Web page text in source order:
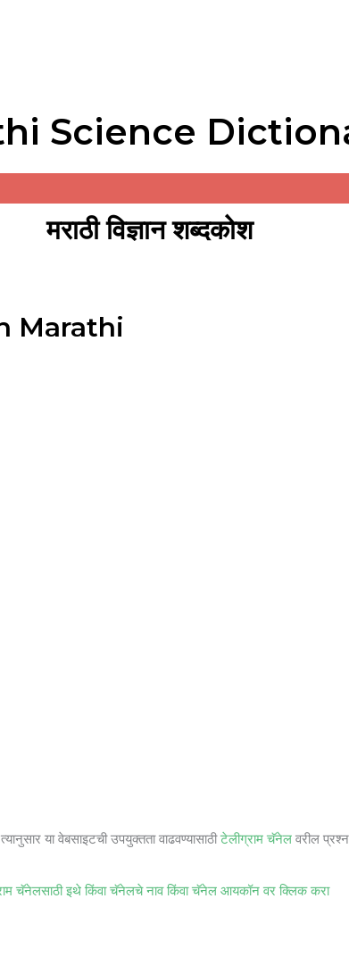
Science
मराठी विज्ञान शब्दकोश
Marathi
या वेबसाइटची उपयुक्तता वाढवण्यासाठीटेलीग्राम चॅनेल वरील
चॅनेलसाठी इथे किंवा चॅनेलचे नाव किंवा चॅनेल आयकॉन वर क्लिक करा